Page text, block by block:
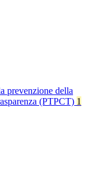
prevenzione della
(PTPCT) 1